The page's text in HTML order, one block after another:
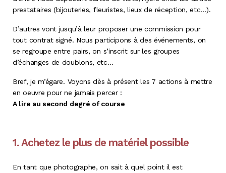
prestataires (bijouteries, fleuristes, lieux de réception, etc…).
D’autres vont jusqu’à leur proposer une commission pour
tout contrat signé. Nous participons à des événements, on
se regroupe entre pairs, on s’inscrit sur les groupes
d’échanges de doublons, etc…
Bref, je m’égare. Voyons dès à présent les 7 actions à mettre
en oeuvre pour ne jamais percer :
A lire au second degré of course
1. Achetez le plus de matériel possible
En tant que photographe, on sait à quel point il est